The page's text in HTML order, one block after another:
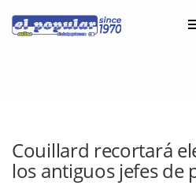
Classifieds
Categorías
Couillard recortará
los antiguos jefes de